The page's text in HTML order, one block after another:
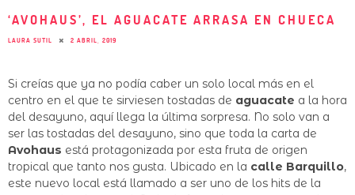
‘AVOHAUS’, EL AGUACATE ARRASA EN CHUECA
LAURA SUTIL 2 ABRIL, 2019
Si creías que ya no podía caber un solo local más en el
centro en el que te sirviesen tostadas de aguacate a la hora
del desayuno, aquí llega la última sorpresa. No solo van a
ser las tostadas del desayuno, sino que toda la carta de
Avohaus está protagonizada por esta fruta de origen
tropical que tanto nos gusta. Ubicado en la calle Barquillo,
este nuevo local está llamado a ser uno de los hits de la